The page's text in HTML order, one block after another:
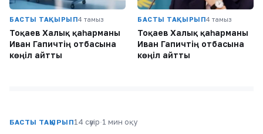
БАСТЫ ТАҚЫРЫП4 тамыз
Тоқаев Халық қаһарманы
Иван Гапичтің отбасына
көңіл айтты
БАСТЫ ТАҚЫРЫП4 тамыз
Тоқаев Халық қаһарманы
Иван Гапичтің отбасына
көңіл айтты
БАСТЫ ТАҚЫРЫП14 сәуір·1 мин оқу